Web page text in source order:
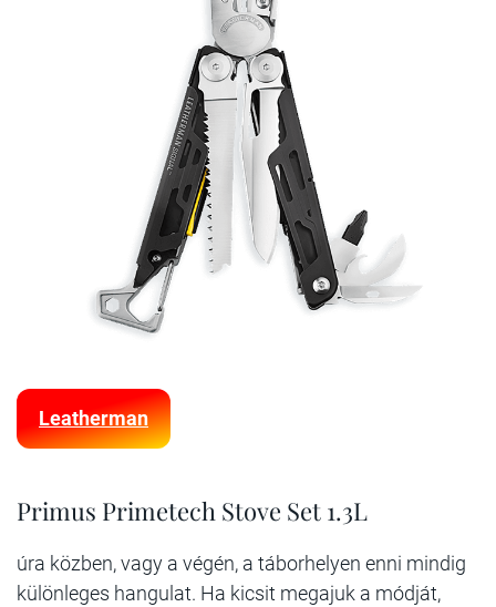
Leatherman
Primus Primetech Stove Set 1.3L
úra közben, vagy a végén, a táborhelyen enni mindig
különleges hangulat. Ha kicsit megajuk a módját,